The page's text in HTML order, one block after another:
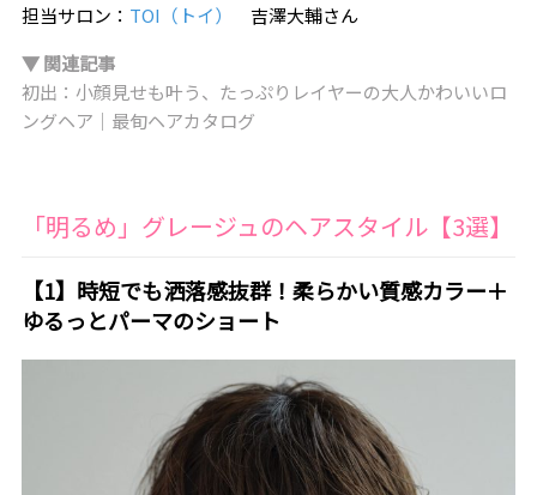
担当サロン： TOI（トイ）
吉澤大輔さん
▼ 関連記事
初出：小顔見せも叶う、たっぷりレイヤーの大人かわいいロ
ングヘア｜最旬ヘアカタログ
「明るめ」グレージュのヘアスタイル【3選】
【1】時短でも洒落感抜群！柔らかい質感カラー＋
ゆるっとパーマのショート